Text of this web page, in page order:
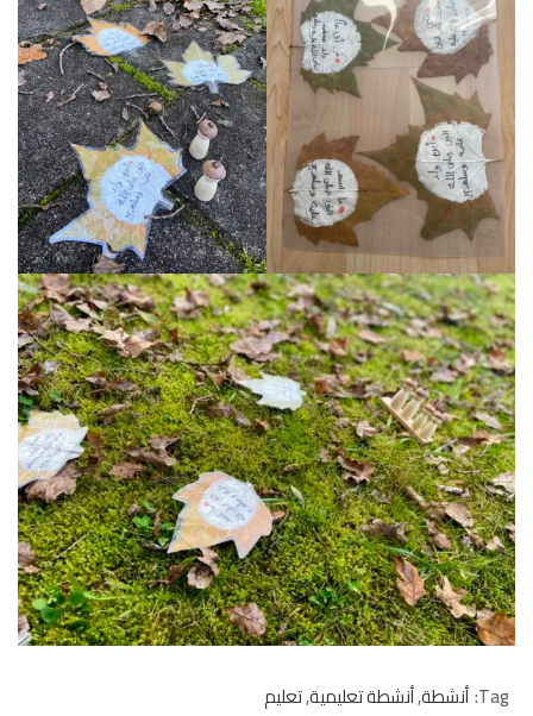
Tag: أنشطة,أنشطة تعليمية,تعليم